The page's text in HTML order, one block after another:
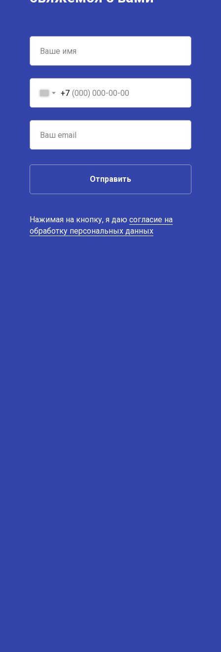
+7
Отправить
Нажимая на кнопку, я даю согласие на
обработку персональных данных